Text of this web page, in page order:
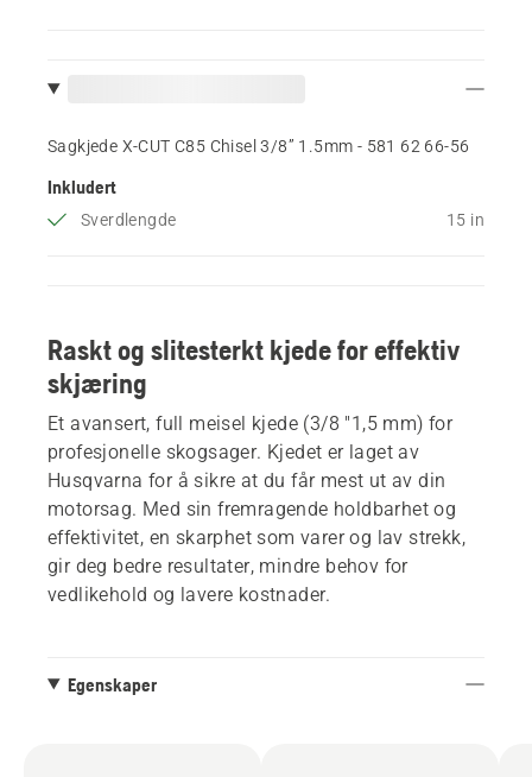
Sagkjede X-CUT C85 Chisel 3/8” 1.5mm - 581 62 66‑56
Inkludert
Sverdlengde 15 in
Raskt og slitesterkt kjede for effektiv
skjæring
Et avansert, full meisel kjede (3/8 "1,5 mm) for
profesjonelle skogsager. Kjedet er laget av
Husqvarna for å sikre at du får mest ut av din
motorsag. Med sin fremragende holdbarhet og
effektivitet, en skarphet som varer og lav strekk,
gir deg bedre resultater, mindre behov for
vedlikehold og lavere kostnader.
Egenskaper